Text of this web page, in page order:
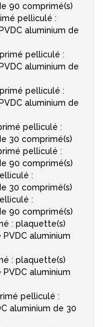
90 comprimé(s)
pelliculé :
aluminium de
pelliculé :
aluminium de
pelliculé :
aluminium de
pelliculé :
30 comprimé(s)
pelliculé :
90 comprimé(s)
:
30 comprimé(s)
:
90 comprimé(s)
: plaquette(s)
aluminium
: plaquette(s)
aluminium
pelliculé :
aluminium de 30